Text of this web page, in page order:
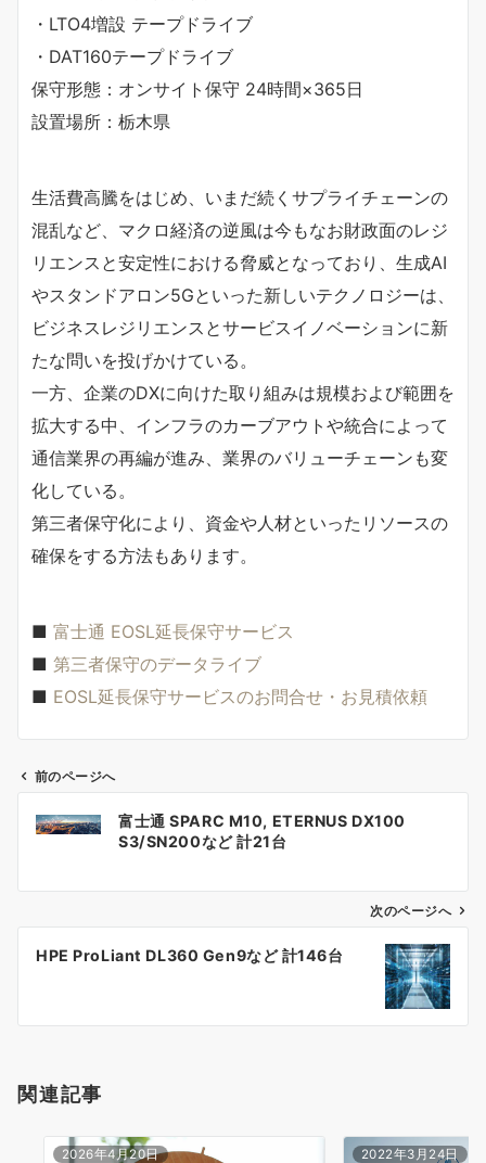
・LTO4増設 テープドライブ
・DAT160テープドライブ
保守形態：オンサイト保守 24時間×365日
設置場所：栃木県
生活費高騰をはじめ、いまだ続くサプライチェーンの
混乱など、マクロ経済の逆風は今もなお財政面のレジ
リエンスと安定性における脅威となっており、生成AI
やスタンドアロン5Gといった新しいテクノロジーは、
ビジネスレジリエンスとサービスイノベーションに新
たな問いを投げかけている。
一方、企業のDXに向けた取り組みは規模および範囲を
拡大する中、インフラのカーブアウトや統合によって
通信業界の再編が進み、業界のバリューチェーンも変
化している。
第三者保守化により、資金や人材といったリソースの
確保をする方法もあります。
■ 富士通 EOSL延長保守サービス
■ 第三者保守のデータライブ
■ EOSL延長保守サービスのお問合せ・お見積依頼
投
ゲ
シ
ン
前のページへ
富士通 SPARC M10, ETERNUS DX100
S3/SN200など 計21台
次のページへ
HPE ProLiant DL360 Gen9など 計146台
関連記事
2026年4月20日 2022年3月24日